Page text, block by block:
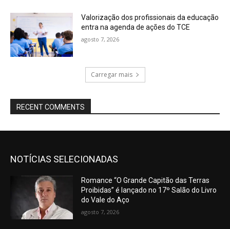
Valorização dos profissionais da educação
entra na agenda de ações do TCE
agosto 7, 2026
Carregar mais
RECENT COMMENTS
NOTÍCIAS SELECIONADAS
Romance “O Grande Capitão das Terras
Proibidas” é lançado no 17º Salão do Livro
do Vale do Aço
agosto 7, 2026